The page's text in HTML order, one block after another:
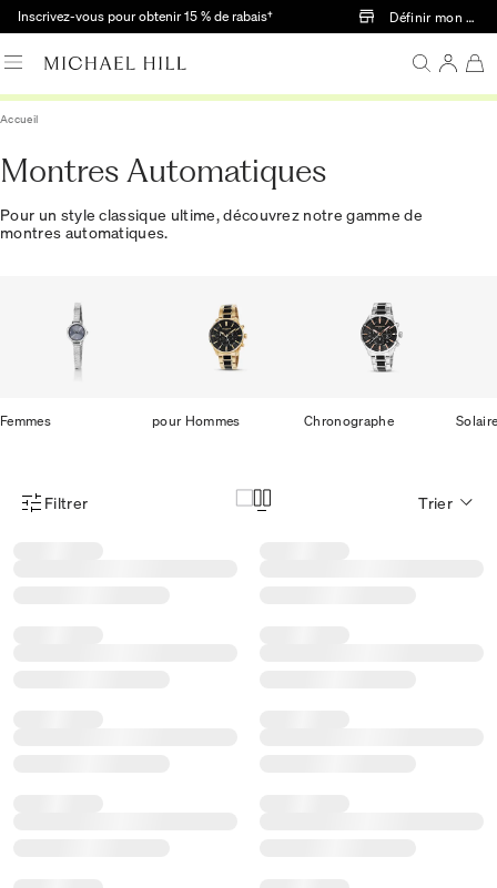
Passer au contenu principal
Inscrivez-vous pour obtenir 15 % de rabais† Définir mon
Accueil
Montres Automatiques
Pour un style classique ultime, découvrez notre gamme de
montres automatiques.
Femmes pour Hommes Chronographe
Menu des filtres d'articles
Filtrer Trier